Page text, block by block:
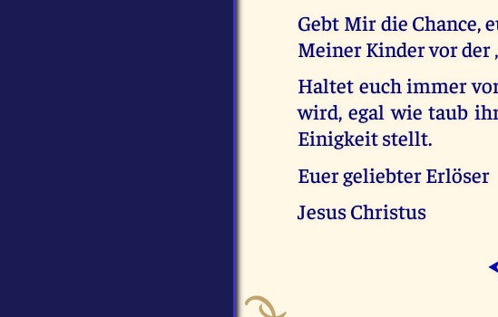
Gebt Mir die Chance,
Meiner Kinder vor der
Haltet euch immer
wird, egal wie taub
Einigkeit stellt.
Euer geliebter Erlöser
Jesus Christus